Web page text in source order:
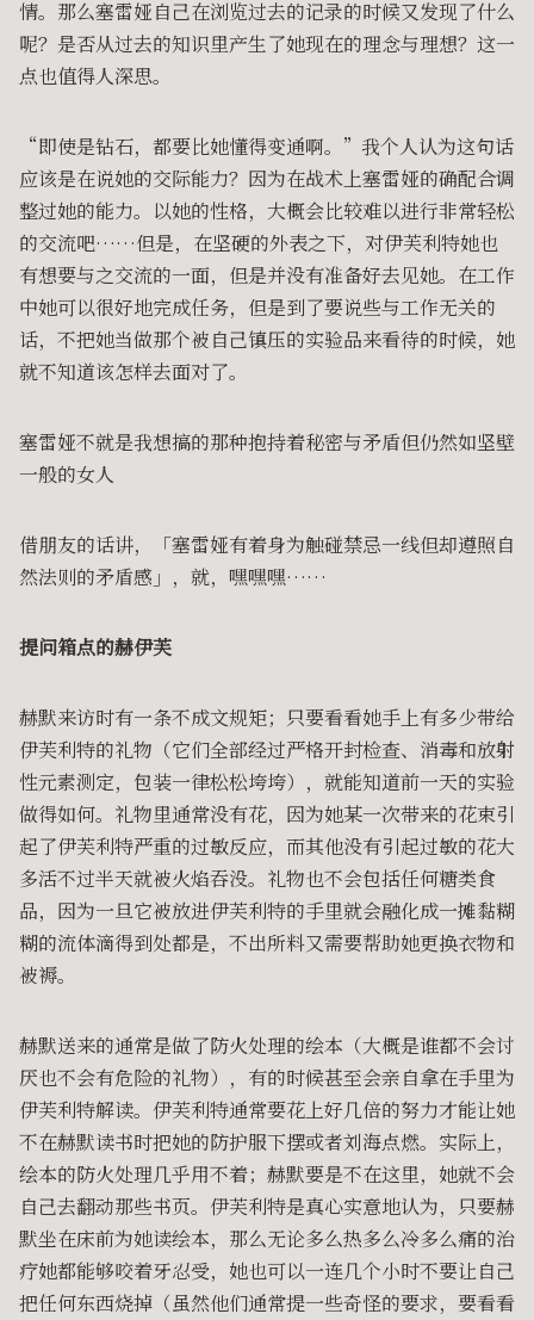
情。那么塞雷娅自己在浏览过去的记录的时候又发现了什么
呢？是否从过去的知识里产生了她现在的理念与理想？这一
点也值得人深思。
“即使是钻石，都要比她懂得变通啊。”我个人认为这句话
应该是在说她的交际能力？因为在战术上塞雷娅的确配合调
整过她的能力。以她的性格，大概会比较难以进行非常轻松
的交流吧……但是，在坚硬的外表之下，对伊芙利特她也
有想要与之交流的一面，但是并没有准备好去见她。在工作
中她可以很好地完成任务，但是到了要说些与工作无关的
话，不把她当做那个被自己镇压的实验品来看待的时候，她
就不知道该怎样去面对了。
塞雷娅不就是我想搞的那种抱持着秘密与矛盾但仍然如坚壁
一般的女人
借朋友的话讲，「塞雷娅有着身为触碰禁忌一线但却遵照自
然法则的矛盾感」，就，嘿嘿嘿……
提问箱点的赫伊芙
赫默来访时有一条不成文规矩；只要看看她手上有多少带给
伊芙利特的礼物（它们全部经过严格开封检查、消毒和放射
性元素测定，包装一律松松垮垮），就能知道前一天的实验
做得如何。礼物里通常没有花，因为她某一次带来的花束引
起了伊芙利特严重的过敏反应，而其他没有引起过敏的花大
多活不过半天就被火焰吞没。礼物也不会包括任何糖类食
品，因为一旦它被放进伊芙利特的手里就会融化成一摊黏糊
糊的流体滴得到处都是，不出所料又需要帮助她更换衣物和
被褥。
赫默送来的通常是做了防火处理的绘本（大概是谁都不会讨
厌也不会有危险的礼物），有的时候甚至会亲自拿在手里为
伊芙利特解读。伊芙利特通常要花上好几倍的努力才能让她
不在赫默读书时把她的防护服下摆或者刘海点燃。实际上，
绘本的防火处理几乎用不着；赫默要是不在这里，她就不会
自己去翻动那些书页。伊芙利特是真心实意地认为，只要赫
默坐在床前为她读绘本，那么无论多么热多么冷多么痛的治
疗她都能够咬着牙忍受，她也可以一连几个小时不要让自己
把任何东西烧掉（虽然他们通常提一些奇怪的要求，要看看